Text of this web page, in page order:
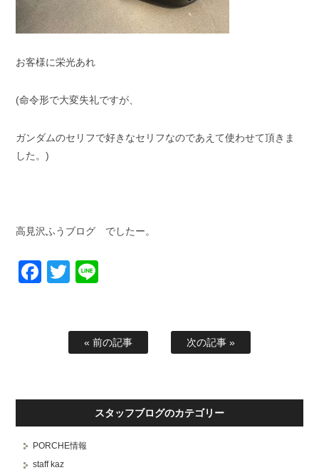
お客様に栄光あれ
(命令形で大変失礼ですが、
ガンダムのセリフで好きなセリフなのであえて使わせて頂きま
した。)
高見沢ふうブログ でしたー。
Facebook
Twitter
« 前の記事 次の記事 »
スタッフブログのカテゴリー
PORCHE情報
staff kaz